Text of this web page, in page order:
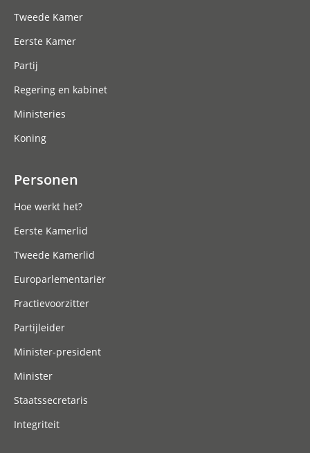
Tweede Kamer
Eerste Kamer
Partij
Regering en kabinet
Ministeries
Koning
Personen
Hoe werkt het?
Eerste Kamerlid
Tweede Kamerlid
Europarlementariër
Fractievoorzitter
Partijleider
Minister-president
Minister
Staatssecretaris
Integriteit